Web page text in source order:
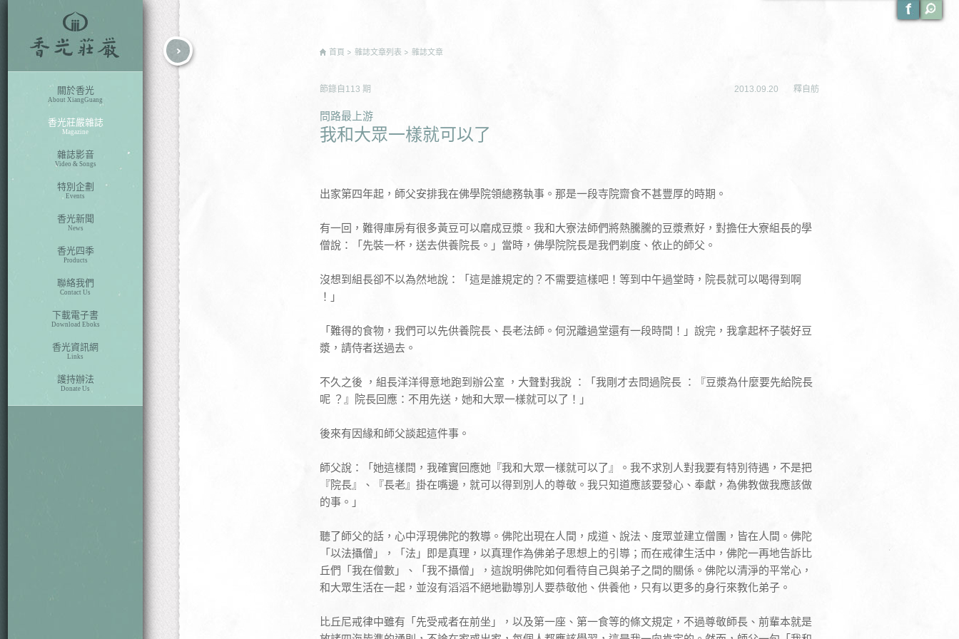
關於香光
About XiangGuang
香光莊嚴雜誌
Magazine
雜誌影音
Video & Songs
特別企劃
Events
香光新聞
News
香光四季
Products
聯絡我們
Contact Us
下載電子書
Download Eboks
香光資訊網
Links
護持辦法
Donate Us
首頁 雜誌文章列表 雜誌文章
節錄自 113 期 2013.09.20 釋自舫
問路最上游
我和大眾一樣就可以了
出家第四年起，師父安排我在佛學院領總務執事。那是一段寺院齋食不甚豐厚的時期。
有一回，難得庫房有很多黃豆可以磨成豆漿。我和大寮法師們將熱騰騰的豆漿煮好，對擔任大寮組長的學
僧說：「先裝一杯，送去供養院長。」當時，佛學院院長是我們剃度、依止的師父。
沒想到組長卻不以為然地說：「這是誰規定的？不需要這樣吧！等到中午過堂時，院長就可以喝得到啊
！」
「難得的食物，我們可以先供養院長、長老法師。何況離過堂還有一段時間！」說完，我拿起杯子裝好豆
漿，請侍者送過去。
不久之後 ，組長洋洋得意地跑到辦公室 ，大聲對我說 ：「我剛才去問過院長 ：『豆漿為什麼要先給院長
呢 ？』院長回應：不用先送，她和大眾一樣就可以了！」
後來有因緣和師父談起這件事。
師父說：「她這樣問，我確實回應她『我和大眾一樣就可以了』。我不求別人對我要有特別待遇，不是把
『院長』、『長老』掛在嘴邊，就可以得到別人的尊敬。我只知道應該要發心、奉獻，為佛教做我應該做
的事。」
聽了師父的話，心中浮現佛陀的教導。佛陀出現在人間，成道、說法、度眾並建立僧團，皆在人間。佛陀
「以法攝僧」，「法」即是真理，以真理作為佛弟子思想上的引導；而在戒律生活中，佛陀一再地告訴比
丘們「我在僧數」、「我不攝僧」，這說明佛陀如何看待自己與弟子之間的關係。佛陀以清淨的平常心，
和大眾生活在一起，並沒有滔滔不絕地勸導別人要恭敬他、供養他，只有以更多的身行來教化弟子。
比丘尼戒律中雖有「先受戒者在前坐」，以及第一座、第一食等的條文規定，不過尊敬師長、前輩本就是